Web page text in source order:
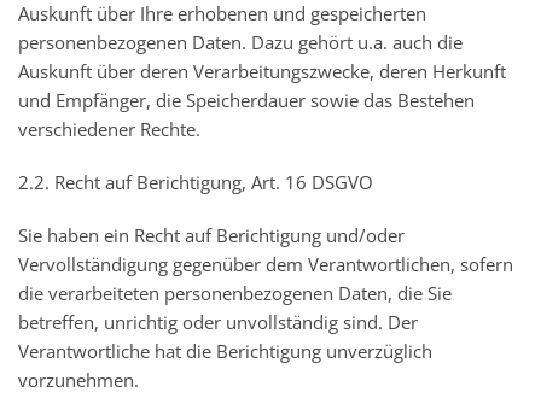
Auskunft über Ihre erhobenen und gespeicherten
personenbezogenen Daten. Dazu gehört u.a. auch die
Auskunft über deren Verarbeitungszwecke, deren Herkunft
und Empfänger, die Speicherdauer sowie das Bestehen
verschiedener Rechte.
2.2. Recht auf Berichtigung, Art. 16 DSGVO
Sie haben ein Recht auf Berichtigung und/oder
Vervollständigung gegenüber dem Verantwortlichen, sofern
die verarbeiteten personenbezogenen Daten, die Sie
betreffen, unrichtig oder unvollständig sind. Der
Verantwortliche hat die Berichtigung unverzüglich
vorzunehmen.